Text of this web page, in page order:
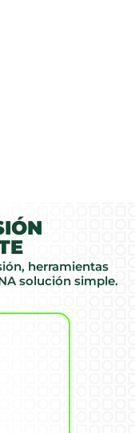
herramientas
solución simple.